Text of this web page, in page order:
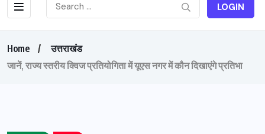
LOGIN
Home
उत्तराखंड
जानें, राज्य स्तरीय क्विज प्रतियोगिता में यूएस नगर में कौन दिखाएंगे प्रतिभा